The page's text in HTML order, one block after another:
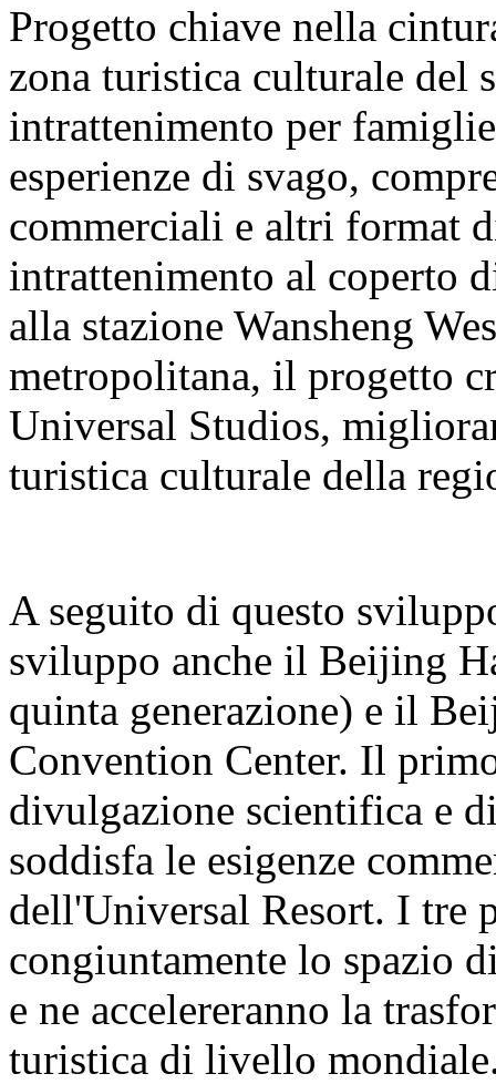
Progetto chiave nella
zona turistica culturale del
intrattenimento per
esperienze di svago,
commerciali e altri format
intrattenimento al coperto
alla stazione Wansheng
metropolitana, il progetto
Universal Studios,
turistica culturale della
A seguito di questo
sviluppo anche il Beijing
quinta generazione) e il
Convention Center. Il
divulgazione scientifica e
soddisfa le esigenze
dell'Universal Resort. I tre
congiuntamente lo spazio
e ne accelereranno la
turistica di livello